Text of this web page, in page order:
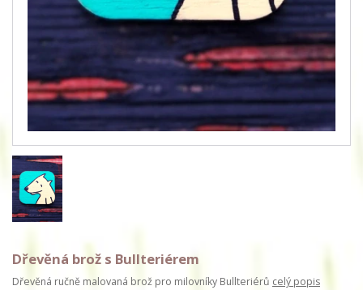
Dřevěná brož s Bullteriérem
Dřevěná ručně malovaná brož pro milovníky Bullteriérů celý popis